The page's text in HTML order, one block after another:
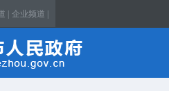
| 企业频道 |